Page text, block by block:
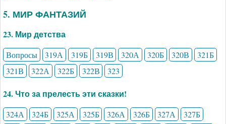
5. МИР ФАНТАЗИЙ
23. Мир детства
Вопросы 319А 319Б 319В 320А 320Б 320В
321Б
321В
322А 322Б 322В 323
24. Что за прелесть эти сказки!
324А 324Б 325А 325Б 326А 326Б 327А
327Б